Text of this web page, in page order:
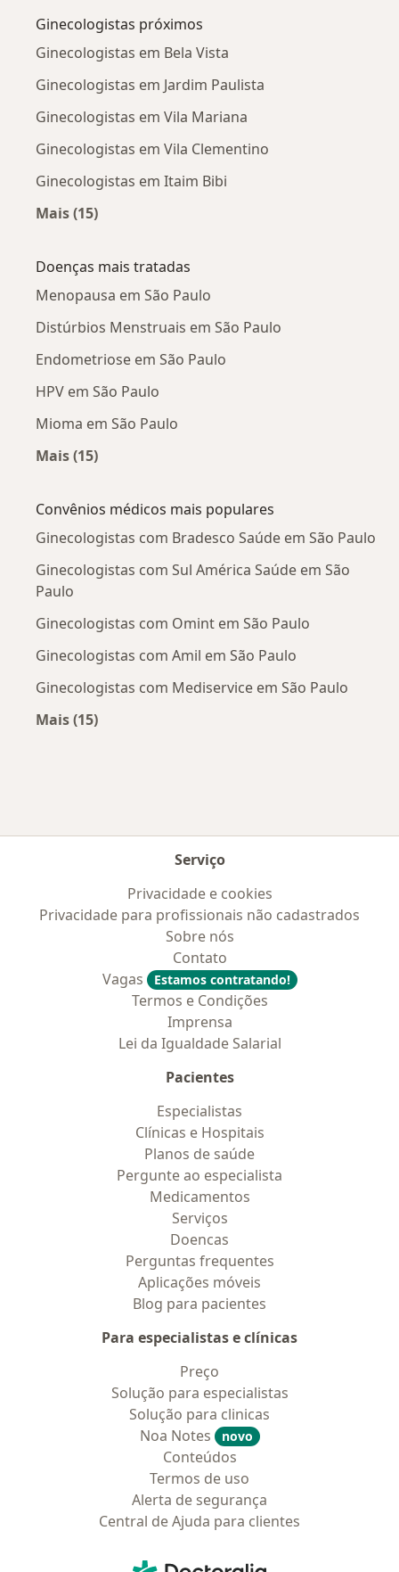
Ginecologistas próximos
Ginecologistas em Bela Vista
Ginecologistas em Jardim Paulista
Ginecologistas em Vila Mariana
Ginecologistas em Vila Clementino
Ginecologistas em Itaim Bibi
Mais (15)
Doenças mais tratadas
Menopausa em São Paulo
Distúrbios Menstruais em São Paulo
Endometriose em São Paulo
HPV em São Paulo
Mioma em São Paulo
Mais (15)
Convênios médicos mais populares
Ginecologistas com Bradesco Saúde em São Paulo
Ginecologistas com Sul América Saúde em São
Paulo
Ginecologistas com Omint em São Paulo
Ginecologistas com Amil em São Paulo
Ginecologistas com Mediservice em São Paulo
Mais (15)
Serviço
Privacidade e cookies
Privacidade para profissionais não cadastrados
Sobre nós
Contato
Vagas
Estamos contratando!
Termos e Condições
Imprensa
Lei da Igualdade Salarial
Pacientes
Especialistas
Clínicas e Hospitais
Planos de saúde
Pergunte ao especialista
Medicamentos
Serviços
Doencas
Perguntas frequentes
Aplicações móveis
Blog para pacientes
Para especialistas e clínicas
Preço
Solução para especialistas
Solução para clinicas
Noa Notes
novo
Conteúdos
Termos de uso
Alerta de segurança
Central de Ajuda para clientes
Doctoralia - Homepage